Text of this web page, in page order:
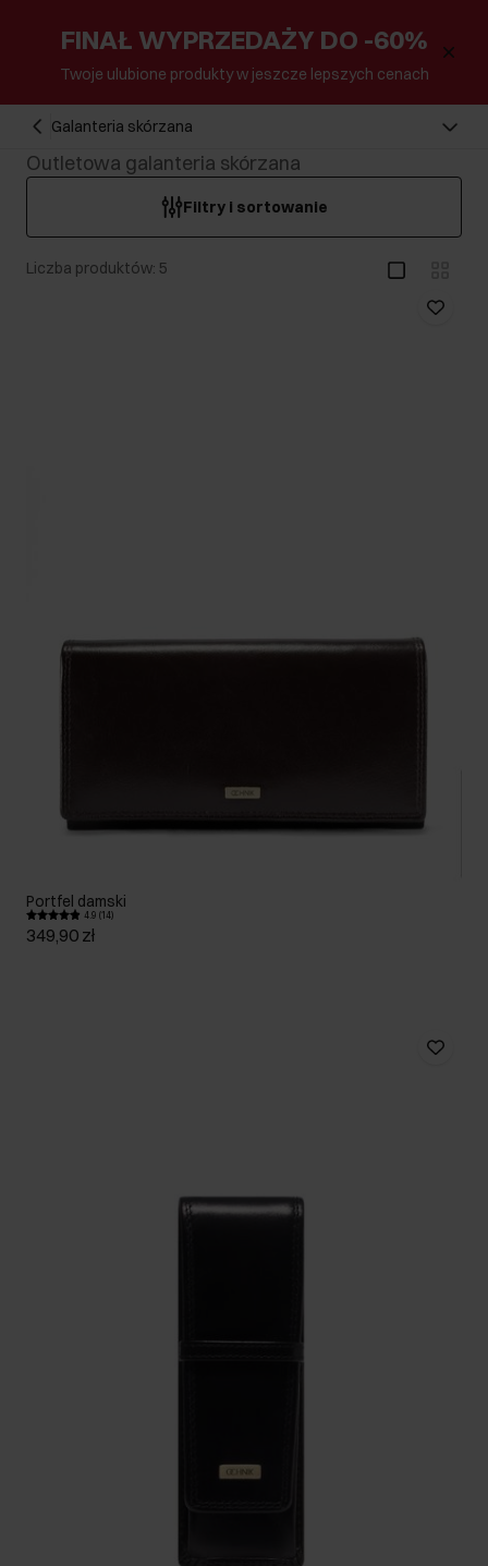
FINAŁ WYPRZEDAŻY DO -60%
Twoje ulubione produkty w jeszcze lepszych cenach
Galanteria skórzana
Outletowa galanteria skórzana
Filtry i sortowanie
Liczba produktów: 5
Portfel damski
4.9 (14)
349,90 zł